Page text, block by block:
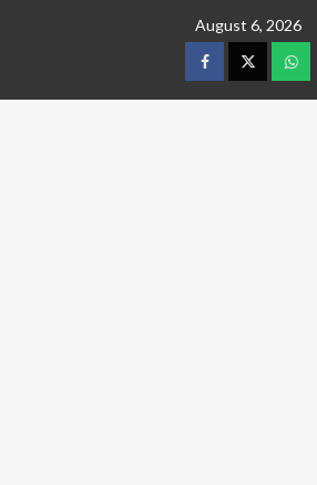
August 6, 2026
facebooktwitterwtsp